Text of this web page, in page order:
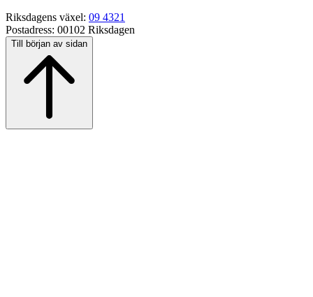
Riksdagens växel: 09 4321
Postadress: 00102 Riksdagen
Till början av sidan